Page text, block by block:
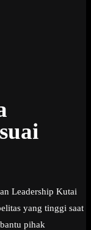
Leadership Kutai
yang tinggi saat
pihak